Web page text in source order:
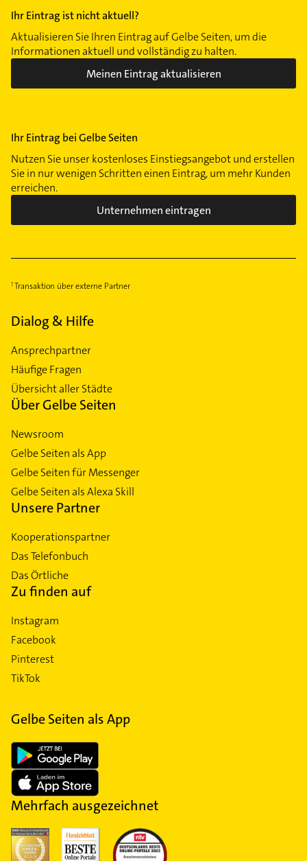
Ihr Eintrag ist nicht aktuell?
Aktualisieren Sie Ihren Eintrag auf Gelbe Seiten, um die
Informationen aktuell und vollständig zu halten.
Meinen Eintrag aktualisieren
Ihr Eintrag bei Gelbe Seiten
Nutzen Sie unser kostenloses Einstiegsangebot und erstellen
Sie in nur wenigen Schritten einen Eintrag, um mehr Kunden
erreichen.
Unternehmen eintragen
Transaktion über externe Partner
Dialog & Hilfe
Ansprechpartner
Häufige Fragen
Übersicht aller Städte
Über Gelbe Seiten
Newsroom
Gelbe Seiten als App
Gelbe Seiten für Messenger
Gelbe Seiten als Alexa Skill
Unsere Partner
Kooperationspartner
Das Telefonbuch
Das Örtliche
Zu finden auf
Instagram
Facebook
Pinterest
TikTok
Gelbe Seiten als App
Mehrfach ausgezeichnet